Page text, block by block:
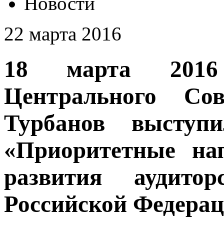
22 марта 2016
18 марта 2016
Центрального
Турбанов
«Приоритетные
развития
Российской